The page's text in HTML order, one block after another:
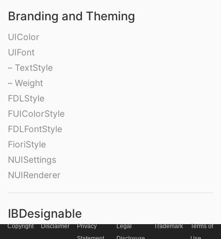
Branding and Theming
UIColor
UIFont
– TextStyle
– Weight
FDLStyle
FUIColorStyle
FDLFontStyle
FioriStyle
NUISettings
NUIRenderer
IBDesignable
NibDesignableProtocol
Copyright Disclaimer
Privacy
Legal
Trademark
Terms of